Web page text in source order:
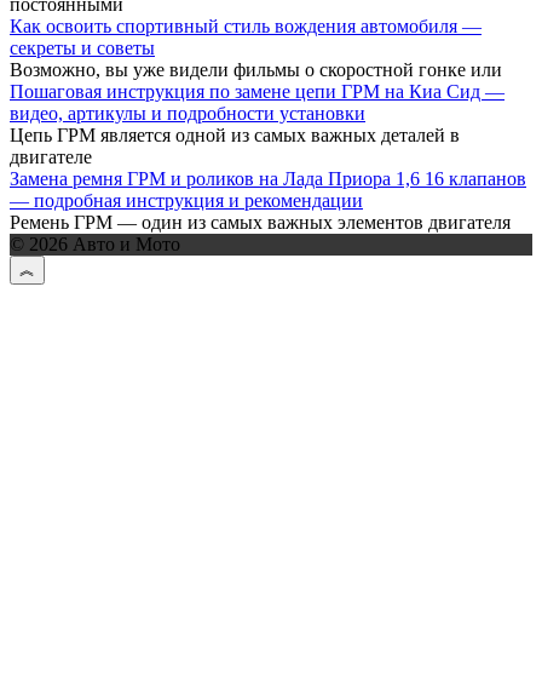
постоянными
Как освоить спортивный стиль вождения автомобиля —
секреты и советы
Возможно, вы уже видели фильмы о скоростной гонке или
Пошаговая инструкция по замене цепи ГРМ на Киа Сид —
видео, артикулы и подробности установки
Цепь ГРМ является одной из самых важных деталей в
двигателе
Замена ремня ГРМ и роликов на Лада Приора 1,6 16 клапанов
— подробная инструкция и рекомендации
Ремень ГРМ — один из самых важных элементов двигателя
© 2026 Авто и Мото